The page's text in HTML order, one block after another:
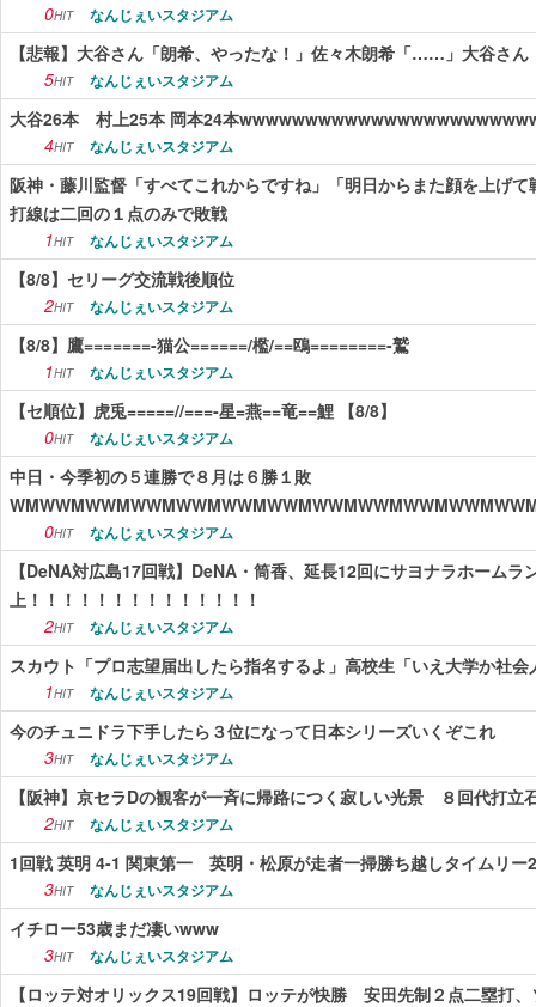
Vtuber
趣味
生活
アダルト
その他
RSS配信一覧
0HIT なんじぇいスタジアム
【悲報】大谷さん「朗希、やったな！」佐々木朗希「……」大谷さ
5HIT なんじぇいスタジアム
大谷26本 村上25本 岡本24本
4HIT なんじぇいスタジアム
阪神・藤川監督「すべてこれからですね」「明日からまた顔を上げ
打線は二回の１点のみで敗戦
1HIT なんじぇいスタジアム
【8/8】セリーグ交流戦後順位
2HIT なんじぇいスタジアム
【8/8】鷹=======-猫公======/檻/==鴎========-鷲
1HIT なんじぇいスタジアム
【セ順位】虎兎=====//===‐星=燕==竜==鯉 【8/8】
0HIT なんじぇいスタジアム
中日・今季初の５連勝で８月は６勝１敗
0HIT なんじぇいスタジアム
【DeNA対広島17回戦】DeNA・筒香、延長12回にサヨナラホームラ
上！！！！！！！！！！！！！！
2HIT なんじぇいスタジアム
スカウト「プロ志望届出したら指名するよ」高校生「いえ大学か社
1HIT なんじぇいスタジアム
今のチュニドラ下手したら３位になって日本シリーズいくぞこれ
3HIT なんじぇいスタジアム
【阪神】京セラDの観客が一斉に帰路につく寂しい光景 ８回代打立
2HIT なんじぇいスタジアム
1回戦 英明 4-1 関東第一 英明・松原が走者一掃勝ち越しタイムリー
3HIT なんじぇいスタジアム
イチロー53歳まだ凄いwww
3HIT なんじぇいスタジアム
【ロッテ対オリックス19回戦】ロッテが快勝 安田先制２点二塁